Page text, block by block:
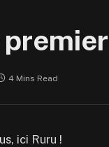
4 Mins Read
ici Ruru !